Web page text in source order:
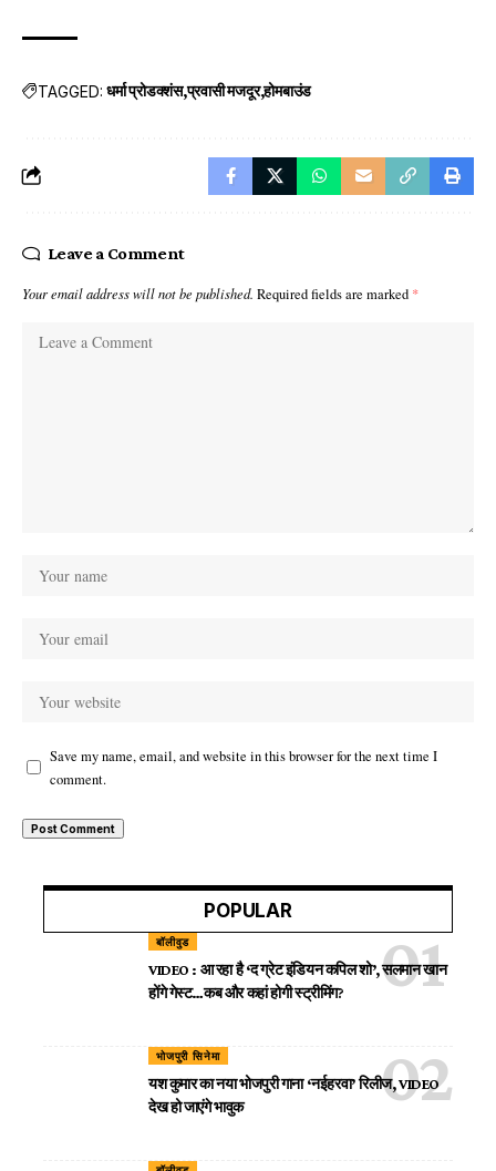
TAGGED: धर्मा प्रोडक्शंस प्रवासी मजदूर होमबाउंड
Leave a Comment
Your email address will not be published. Required fields are marked *
Save my name, email, and website in this browser for the next time I
comment.
POPULAR
बॉलीवुड
VIDEO : आ रहा है ‘द ग्रेट इंडियन कपिल शो’, सलमान खान
होंगे गेस्ट…कब और कहां होगी स्ट्रीमिंग?
भोजपुरी सिनेमा
यश कुमार का नया भोजपुरी गाना ‘नईहरवा’ रिलीज, VIDEO
देख हो जाएंगे भावुक